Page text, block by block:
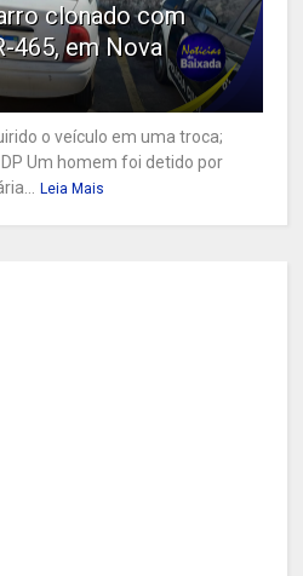
clonado com
465, em Nova
o veículo em uma troca;
Um homem foi detido por
Leia Mais